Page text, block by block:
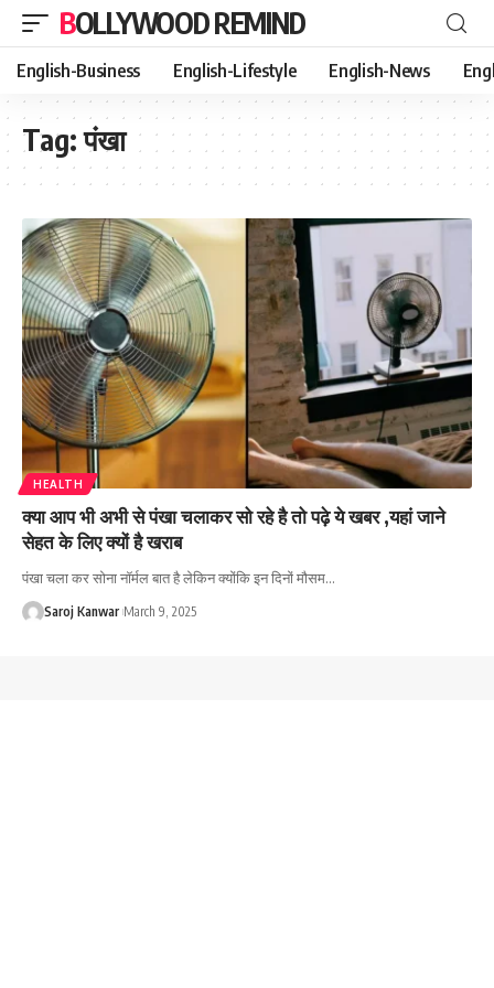
BOLLYWOOD REMIND
English-Business English-Lifestyle English-News
Tag:पंखा
HEALTH
क्या आप भी अभी से पंखा चलाकर सो रहे है तो पढ़े ये खबर ,यहां जाने
सेहत के लिए क्यों है खराब
पंखा चला कर सोना नॉर्मल बात है लेकिन क्योंकि इन दिनों मौसम…
Saroj Kanwar March 9, 2025